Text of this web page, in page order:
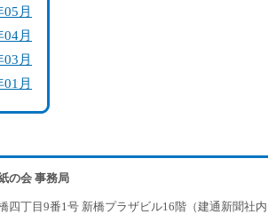
05月
04月
03月
01月
の会 事務局
四丁目9番1号 新橋プラザビル16階（建通新聞社